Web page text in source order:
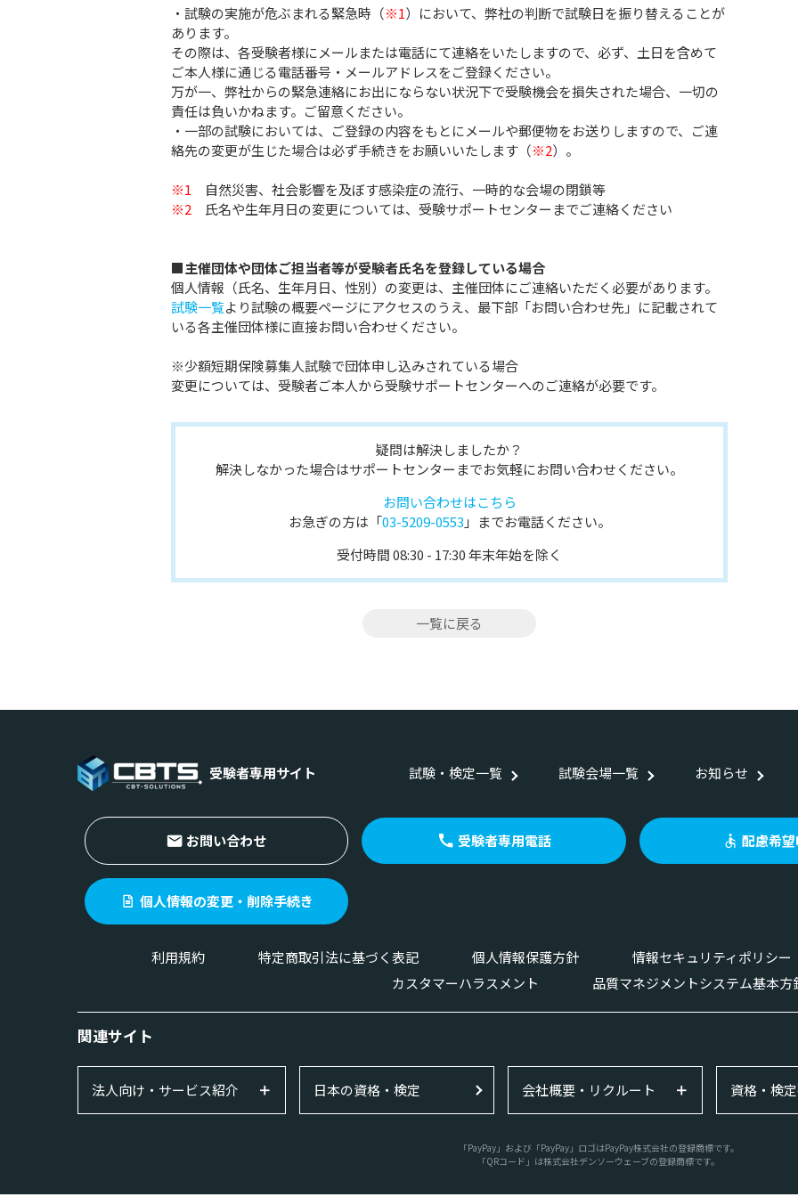
・試験の実施が危ぶまれる緊急時（※1）において、弊社の判断で試験日を振り替えることが
あります。
その際は、各受験者様にメールまたは電話にて連絡をいたしますので、必ず、土日を含めて
ご本人様に通じる電話番号・メールアドレスをご登録ください。
万が一、弊社からの緊急連絡にお出にならない状況下で受験機会を損失された場合、一切の
責任は負いかねます。ご留意ください。
・一部の試験においては、ご登録の内容をもとにメールや郵便物をお送りしますので、ご連
絡先の変更が生じた場合は必ず手続きをお願いいたします（※2）。
※1 自然災害、社会影響を及ぼす感染症の流行、一時的な会場の閉鎖等
※2 氏名や生年月日の変更については、受験サポートセンターまでご連絡ください
■主催団体や団体ご担当者等が受験者氏名を登録している場合
個人情報（氏名、生年月日、性別）の変更は、主催団体にご連絡いただく必要があります。
試験一覧より試験の概要ページにアクセスのうえ、最下部「お問い合わせ先」に記載されて
いる各主催団体様に直接お問い合わせください。
※少額短期保険募集人試験で団体申し込みされている場合
変更については、受験者ご本人から受験サポートセンターへのご連絡が必要です。
疑問は解決しましたか？
解決しなかった場合はサポートセンターまでお気軽にお問い合わせください。
お問い合わせはこちら
お急ぎの方は「03-5209-0553 」までお電話ください。
受付時間 08:30 - 17:30 年末年始を除く
一覧に戻る
受験者専用サイト 試験・検定一覧 試験会場一覧 お知らせ
お問い合わせ 受験者専用電話 配慮希
個人情報の変更・削除手続き
利用規約 特定商取引法に基づく表記 個人情報保護方針 情報セキュリティポリシー
カスタマーハラスメント
品質マネジメントシステム基本方
関連サイト
法人向け・サービス紹介 日本の資格・検定 会社概要・リクルート 資格・検
「PayPay」および「PayPay」ロゴはPayPay株式会社の登録商標です。
「QRコード」は株式会社デンソーウェーブの登録商標です。